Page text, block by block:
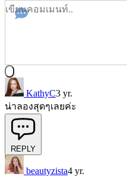
KathyC3 yr.
น่าลองสุดๆเลยค่ะ
REPLY
beautyzista4 yr.